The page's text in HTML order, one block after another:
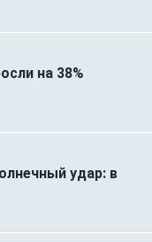
на 38%
удар: в